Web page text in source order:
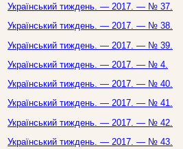
Український тиждень. — 2017. — № 37.
Український тиждень. — 2017. — № 38.
Український тиждень. — 2017. — № 39.
Український тиждень. — 2017. — № 4.
Український тиждень. — 2017. — № 40.
Український тиждень. — 2017. — № 41.
Український тиждень. — 2017. — № 42.
Український тиждень. — 2017. — № 43.